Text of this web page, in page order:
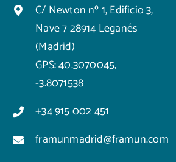
C/ Newton nº 1, Edificio 3,
Nave 7 28914 Leganés
(Madrid)
GPS: 40.3070045,
-3.8071538
+34 915 002 451
framunmadrid@framun.com